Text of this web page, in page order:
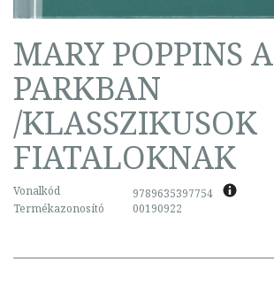
MARY POPPINS A
PARKBAN
/KLASSZIKUSOK
FIATALOKNAK
Vonalkód
9789635397754
Termékazonosító
00190922